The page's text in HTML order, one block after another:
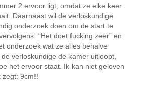
2 ervoor ligt, omdat ze elke keer
Daarnaast wil de verloskundige
onderzoek doen om de start te
“Het doet fucking zeer” en
onderzoek wat ze alles behalve
verloskundige de kamer uitloopt,
het ervoor staat. Ik kan niet geloven
zegt: 9cm!!